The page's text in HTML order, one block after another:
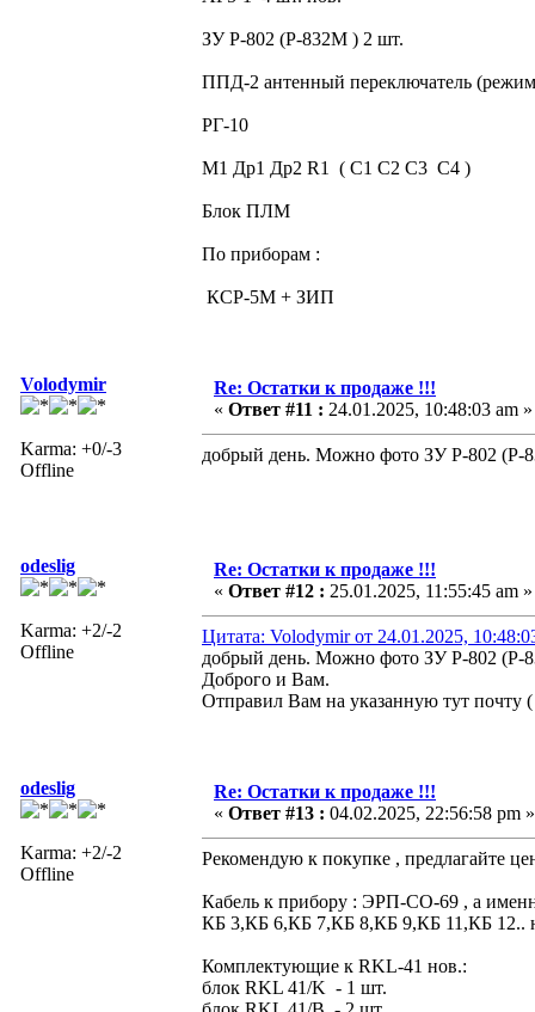
ЗУ Р-802 (Р-832М ) 2 шт.
ППД-2 антенный переключатель
РГ-10
М1 Др1 Др2 R1 ( С1 С2 С3 С4 )
Блок ПЛМ
По приборам :
КСР-5М + ЗИП
Volodymir
Karma: +0/-3
Offline
Re: Остатки к продаже !!!
« Ответ #11 : 24.01.2025, 10:48:03 am »
добрый день. Можно фото ЗУ Р-802 (Р-
odeslig
Karma: +2/-2
Offline
Re: Остатки к продаже !!!
« Ответ #12 : 25.01.2025, 11:55:45 am »
Цитата: Volodymir от 24.01.2025,
добрый день. Можно фото ЗУ Р-802 (Р-
Доброго и Вам.
Отправил Вам на указанную тут почту
odeslig
Karma: +2/-2
Offline
Re: Остатки к продаже !!!
« Ответ #13 : 04.02.2025, 22:56:58 pm »
Рекомендую к покупке , предлагайте
Кабель к прибору : ЭРП-СО-69 , а
КБ 3,КБ 6,КБ 7,КБ 8,КБ 9,КБ 11,КБ 12..
Комплектующие к RKL-41 нов.:
блок RKL 41/K - 1 шт.